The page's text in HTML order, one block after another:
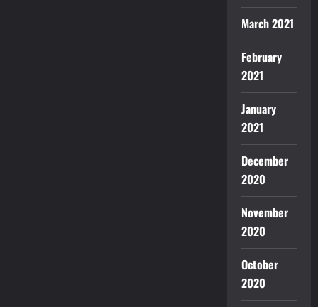
March 2021
February
2021
January
2021
December
2020
November
2020
October
2020